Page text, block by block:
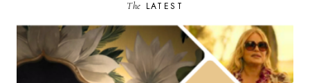
The LATEST